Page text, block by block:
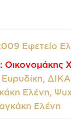
Εφετείο
Ελένη,
Ελένη